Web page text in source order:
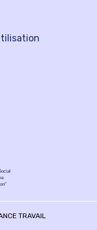
TRAVAIL